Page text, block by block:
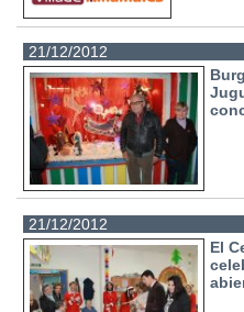
21/12/2012
21/12/2012
El